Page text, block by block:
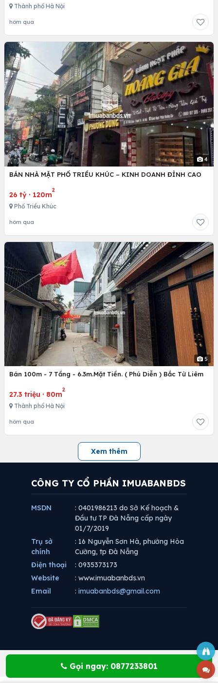
Thành phố Hà Nội
hôm qua
4
BÁN NHÀ MẶT PHỐ TRIỀU KHÚC – KINH DOANH ĐỈNH CAO
26 tỷ · 120m
2
Phố Triều Khúc
hôm qua
5
Bán 100m - 7 Tầng - 6.3m.Mặt Tiền. ( Phú Diễn ) Bắc Từ Liêm
27.3 triệu · 80m
2
Thành phố Hà Nội
hôm qua
Xem thêm
Gọi ngay: 0877233801
CÔNG TY CỔ PHẦN IMUABANBDS
MSDN
: 0401986213 do Sở Kế hoạch &
Đầu tư TP Đà Nẵng cấp ngày
01/7/2019
Trụ sở
chính
: 16 Nguyễn Sơn Hà, phường Hòa
Cường, tp Đà Nẵng
Điện thoại
: 0935373173
Website
: www.imuabanbds.vn
Email
: imuabanbds@gmail.com